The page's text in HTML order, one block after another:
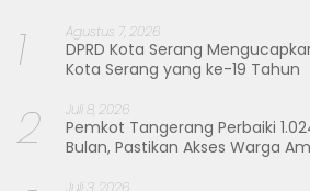
1 Agustus 7, 2026
DPRD Kota Serang
Kota Serang yang ke-19 Tahun
2 Juli 8, 2026
Pemkot Tangerang Perbaiki
Bulan, Pastikan Akses Warga
Juli 3, 2026